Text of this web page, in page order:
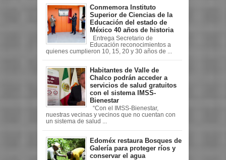
Conmemora Instituto
Superior de Ciencias de la
Educación del estado de
México 40 años de historia
Entrega Secretario de
Educación reconocimientos a
quienes cumplieron 10, 15, 20 y 30 años de ...
Habitantes de Valle de
Chalco podrán acceder a
servicios de salud gratuitos
con el sistema IMSS-
Bienestar
“Con el IMSS-Bienestar,
nuestras vecinas y vecinos que no cuentan con
un sistema de salud ...
Edoméx restaura Bosques de
Galería para proteger ríos y
conservar el agua